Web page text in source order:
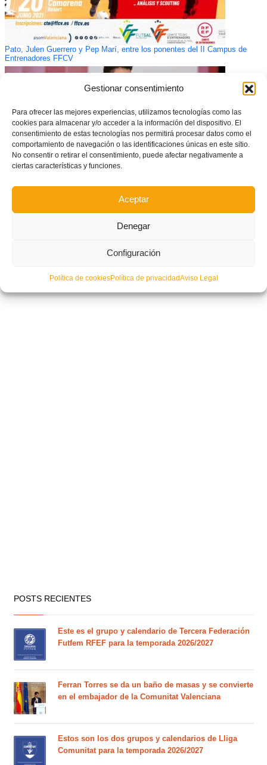
Gestionar consentimiento
Para ofrecer las mejores experiencias, utilizamos tecnologías como las
cookies para almacenar y/o acceder a la información del dispositivo. El
consentimiento de estas tecnologías nos permitirá procesar datos como el
comportamiento de navegación o las identificaciones únicas en este sitio.
No consentir o retirar el consentimiento, puede afectar negativamente a
ciertas características y funciones.
Aceptar
Denegar
Configuración
Política de cookiesPolítica de privacidadAviso Legal
Pato, Julen Guerrero y Pep Marí, entre los ponentes del II Campus de
Entrenadores FFCV
CONVOCATORIA: Entrenamiento de la Selecció Valenciana Valenta
POSTS RECIENTES
Este es el grupo y calendario de Tercera Federación
Futfem RFEF para la temporada 2026/2027
Ferran Torres se da un baño de masas y se convierte
en el embajador de la Comunitat Valenciana
Estos son los dos grupos y calendarios de Lliga
Comunitat para la temporada 2026/2027